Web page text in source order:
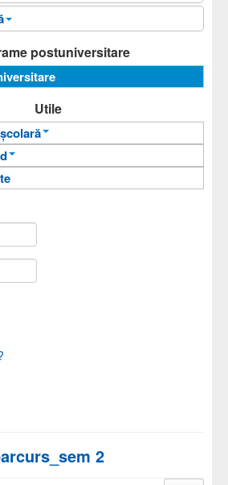
postuniversitare
Utile
acces
acces
2